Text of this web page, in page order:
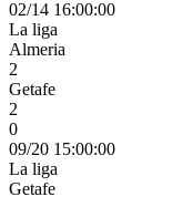
02/14 16:00:00
La liga
Almeria
2
Getafe
2
0
09/20 15:00:00
La liga
Getafe